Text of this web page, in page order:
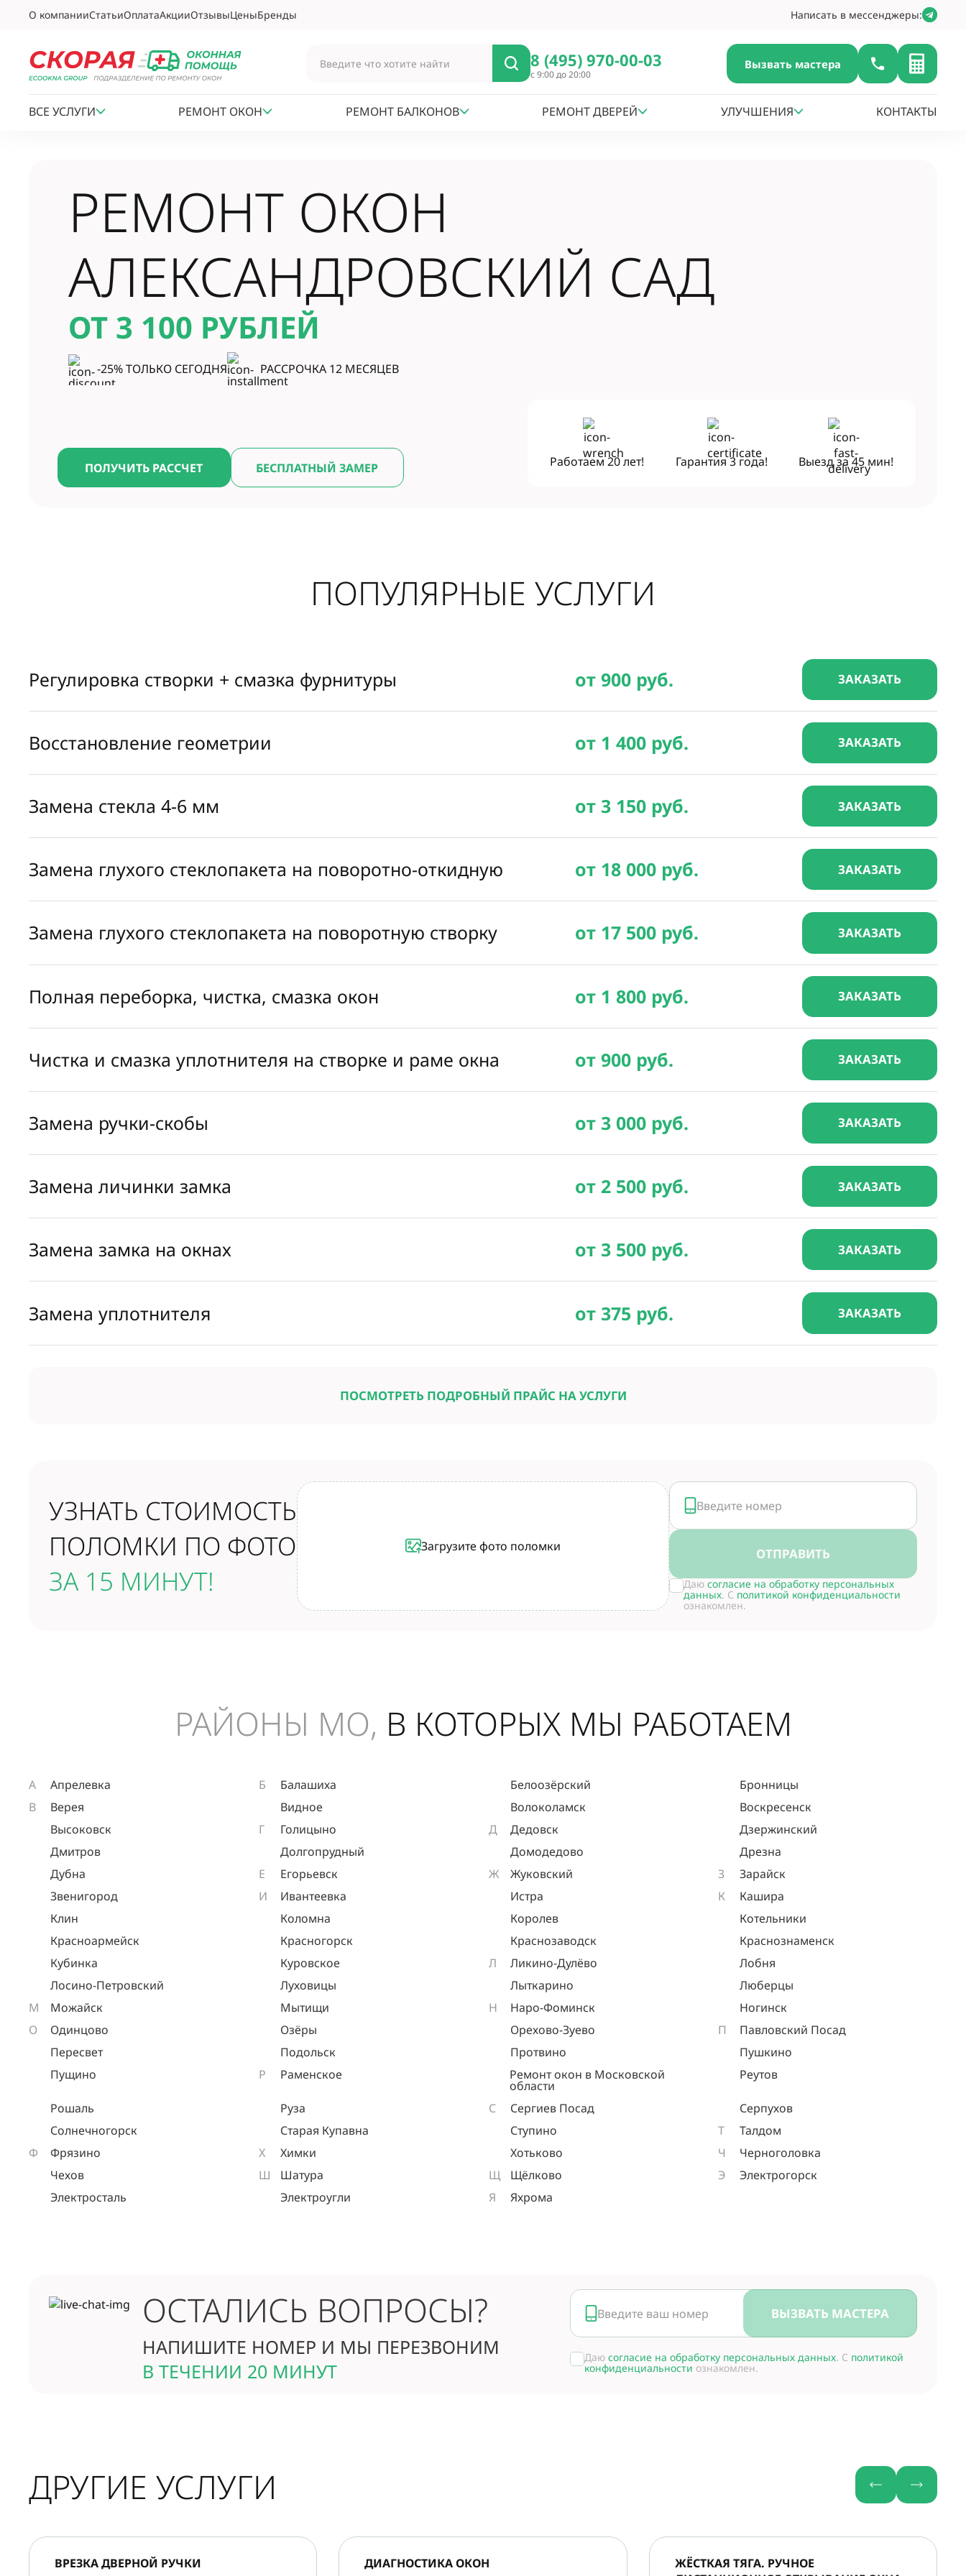
О компанииСтатьиОплатаАкцииОтзывыЦеныБренды Написать в мессенджеры:
8 (495) 970-00-03
с 9:00 до 20:00
Вызвать мастера
ВСЕ УСЛУГИ РЕМОНТ ОКОН РЕМОНТ БАЛКОНОВ РЕМОНТ ДВЕРЕЙ УЛУЧШЕНИЯ КОНТАКТЫ
РЕМОНТ ОКОН
АЛЕКСАНДРОВСКИЙ САД
ОТ 3 100 РУБЛЕЙ
-25% ТОЛЬКО СЕГОДНЯ РАССРОЧКА 12 МЕСЯЦЕВ
ПОЛУЧИТЬ РАССЧЕТ БЕСПЛАТНЫЙ ЗАМЕР Работаем20 лет! Гарантия3 года! Выезд за45 мин!
ПОПУЛЯРНЫЕ УСЛУГИ
Регулировка створки + смазка фурнитуры от 900 руб. ЗАКАЗАТЬ
Восстановление геометрии от 1 400 руб. ЗАКАЗАТЬ
Замена стекла 4-6 мм от 3 150 руб. ЗАКАЗАТЬ
Замена глухого стеклопакета на поворотно-откидную от 18 000 руб. ЗАКАЗАТЬ
Замена глухого стеклопакета на поворотную створку от 17 500 руб. ЗАКАЗАТЬ
Полная переборка, чистка, смазка окон от 1 800 руб. ЗАКАЗАТЬ
Чистка и смазка уплотнителя на створке и раме окна от 900 руб. ЗАКАЗАТЬ
Замена ручки-скобы от 3 000 руб. ЗАКАЗАТЬ
Замена личинки замка от 2 500 руб. ЗАКАЗАТЬ
Замена замка на окнах от 3 500 руб. ЗАКАЗАТЬ
Замена уплотнителя от 375 руб. ЗАКАЗАТЬ
ПОСМОТРЕТЬ ПОДРОБНЫЙ ПРАЙС НА УСЛУГИ
УЗНАТЬ СТОИМОСТЬ
ПОЛОМКИ ПО ФОТО
ЗА 15 МИНУТ!
Загрузите фото поломки ОТПРАВИТЬ
Даю согласие на обработку персональных
данных. С политикой конфиденциальности
ознакомлен.
РАЙОНЫ МО, В КОТОРЫХ МЫ РАБОТАЕМ
А Апрелевка Б Балашиха Белоозёрский
Бронницы
В
Верея Видное Волоколамск
Воскресенск
Высоковск
Г Голицыно Д Дедовск
Дзержинский
Дмитров
Долгопрудный Домодедово
Дрезна
Дубна
Е Егорьевск Ж Жуковский З
Зарайск
Звенигород
И Ивантеевка Истра К
Кашира
Клин
Коломна Королев
Котельники
Красноармейск
Красногорск Краснозаводск
Краснознаменск
Кубинка
Куровское Л Ликино-Дулёво
Лобня
Лосино-Петровский
Луховицы Лыткарино
Люберцы
М
Можайск Мытищи Н Наро-Фоминск
Ногинск
О
Одинцово Озёры Орехово-Зуево П
Павловский Посад
Пересвет
Подольск Протвино
Пушкино
Пущино
Р Раменское Ремонт окон в Московской
области
Реутов
Рошаль Руза С Сергиев Посад
Серпухов
Солнечногорск
Старая Купавна Ступино Т
Талдом
Ф
Фрязино Х Химки Хотьково Ч
Черноголовка
Чехов
Ш Шатура Щ Щёлково Э
Электрогорск
Электросталь
Электроугли Я Яхрома
ОСТАЛИСЬ ВОПРОСЫ?
НАПИШИТЕ НОМЕР И МЫ ПЕРЕЗВОНИМ
В ТЕЧЕНИИ 20 МИНУТ
ВЫЗВАТЬ МАСТЕРА
Даю согласие на обработку персональных данных. С политикой
конфиденциальности ознакомлен.
ДРУГИЕ УСЛУГИ
ВРЕЗКА ДВЕРНОЙ РУЧКИ ДИАГНОСТИКА ОКОН
ЖЁСТКАЯ ТЯГА. РУЧНОЕ